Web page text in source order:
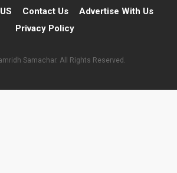
Contact Us
Advertise With Us
Privacy Policy
Samachar. All Rights Reserved.